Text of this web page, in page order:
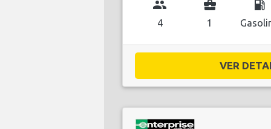
group
4
business_center
1
local_gas_station
VER